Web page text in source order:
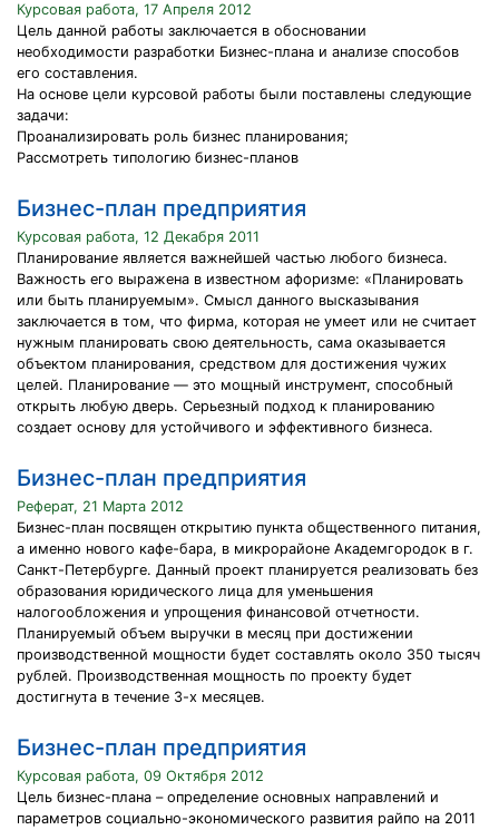
Курсовая работа, 17 Апреля 2012
Цель данной работы заключается в обосновании
необходимости разработки Бизнес-плана и анализе способов
его составления.
На основе цели курсовой работы были поставлены следующие
задачи:
Проанализировать роль бизнес планирования;
Рассмотреть типологию бизнес-планов
Бизнес-план предприятия
Курсовая работа, 12 Декабря 2011
Планирование является важнейшей частью любого бизнеса.
Важность его выражена в известном афоризме: «Планировать
или быть планируемым». Смысл данного высказывания
заключается в том, что фирма, которая не умеет или не считает
нужным планировать свою деятельность, сама оказывается
объектом планирования, средством для достижения чужих
целей. Планирование — это мощный инструмент, способный
открыть любую дверь. Серьезный подход к планированию
создает основу для устойчивого и эффективного бизнеса.
Бизнес-план предприятия
Реферат, 21 Марта 2012
Бизнес-план посвящен открытию пункта общественного питания,
а именно нового кафе-бара, в микрорайоне Академгородок в г.
Санкт-Петербурге. Данный проект планируется реализовать без
образования юридического лица для уменьшения
налогообложения и упрощения финансовой отчетности.
Планируемый объем выручки в месяц при достижении
производственной мощности будет составлять около 350 тысяч
рублей. Производственная мощность по проекту будет
достигнута в течение 3-х месяцев.
Бизнес-план предприятия
Курсовая работа, 09 Октября 2012
Цель бизнес-плана – определение основных направлений и
параметров социально-экономического развития райпо на 2011